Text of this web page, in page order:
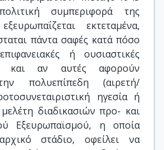
συμπεριφορά της
εκτεταμένα,
πάντα σαφές κατά πόσο
ή ουσιαστικές
και αν αυτές αφορούν
πολυεπίπεδη (αιρετή/
ηγεσία ή
διαδικασιών προ- και
Εξευρωπαϊσμού, η οποία
στάδιο, οφείλει να